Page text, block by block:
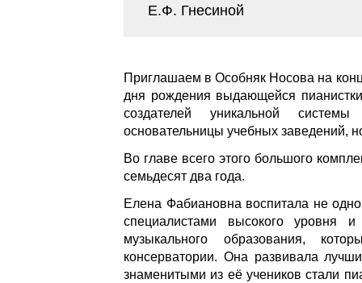
Е.Ф. Гнесиной
Приглашаем в Особняк Носова на
дня рождения выдающейся
создателей уникальной
основательницы учебных заведений,
Во главе всего этого большого
семьдесят два года.
Елена Фабиановна воспитала не
специалистами высокого уровня
музыкального образования,
консерватории. Она развивала
знаменитыми из её учеников стали